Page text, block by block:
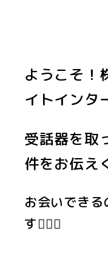
ようこそ！
イトインタ
受話器を取
件をお伝え
お会いでき
す🙇‍♀️✨